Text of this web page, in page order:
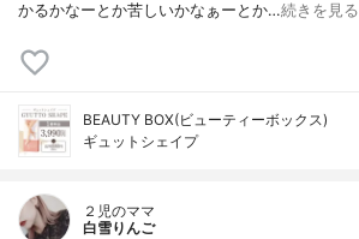
かるかなーとか苦しいかなぁーとか…続きを見る
BEAUTY BOX(ビューティーボックス)
ギュットシェイプ
２児のママ
白雪りんご